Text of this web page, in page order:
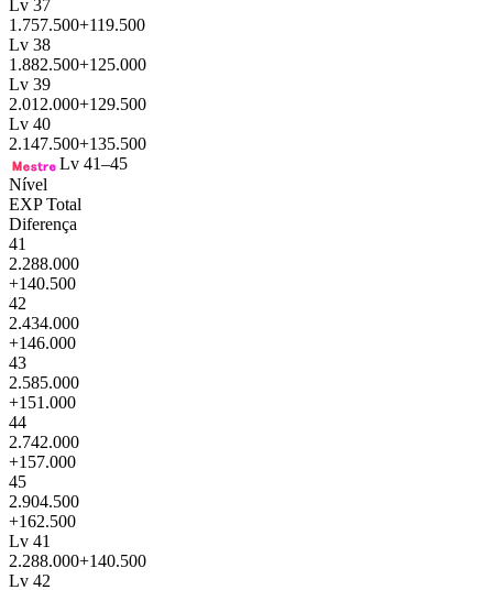
Lv 37
1.757.500+119.500
Lv 38
1.882.500+125.000
Lv 39
2.012.000+129.500
Lv 40
2.147.500+135.500
Lv 41–45
Nível
EXP Total
Diferença
41
2.288.000
+140.500
42
2.434.000
+146.000
43
2.585.000
+151.000
44
2.742.000
+157.000
45
2.904.500
+162.500
Lv 41
2.288.000+140.500
Lv 42